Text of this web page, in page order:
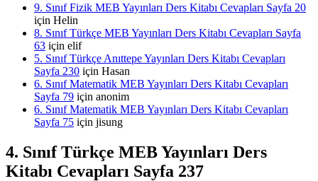
9. Sınıf Fizik MEB Yayınları Ders Kitabı Cevapları Sayfa 20
için Helin
8. Sınıf Türkçe MEB Yayınları Ders Kitabı Cevapları Sayfa
63 için elif
5. Sınıf Türkçe Anıttepe Yayınları Ders Kitabı Cevapları
Sayfa 230 için Hasan
6. Sınıf Matematik MEB Yayınları Ders Kitabı Cevapları
Sayfa 79 için anonim
6. Sınıf Matematik MEB Yayınları Ders Kitabı Cevapları
Sayfa 75 için jisung
4. Sınıf Türkçe MEB Yayınları Ders
Kitabı Cevapları Sayfa 237